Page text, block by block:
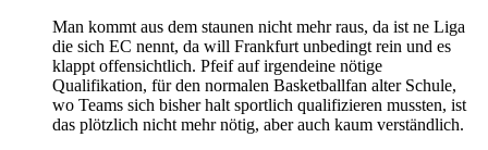
Man kommt aus dem staunen nicht mehr raus, da ist ne Liga
die sich EC nennt, da will Frankfurt unbedingt rein und es
klappt offensichtlich. Pfeif auf irgendeine nötige
Qualifikation, für den normalen Basketballfan alter Schule,
wo Teams sich bisher halt sportlich qualifizieren mussten, ist
das plötzlich nicht mehr nötig, aber auch kaum verständlich.